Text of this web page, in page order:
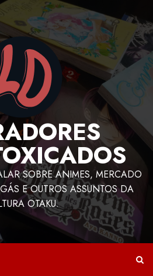
SOBRE ANIMES, MERCADO
E OUTROS ASSUNTOS DA
OTAKU.